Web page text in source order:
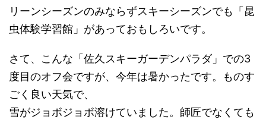
リーンシーズンのみならずスキーシーズンでも「昆
虫体験学習館」があっておもしろいです。
さて、こんな「佐久スキーガーデンパラダ」での3
度目のオフ会ですが、今年は暑かったです。ものす
ごく良い天気で、
雪がジョボジョボ溶けていました。師匠でなくても